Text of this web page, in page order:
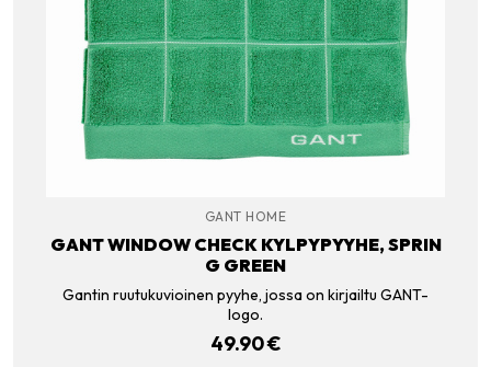
GANT HOME
GANT WINDOW CHECK KYLPYPYYHE, SPRIN
G GREEN
Gantin ruutukuvioinen pyyhe, jossa on kirjailtu GANT-
logo.
49.90€